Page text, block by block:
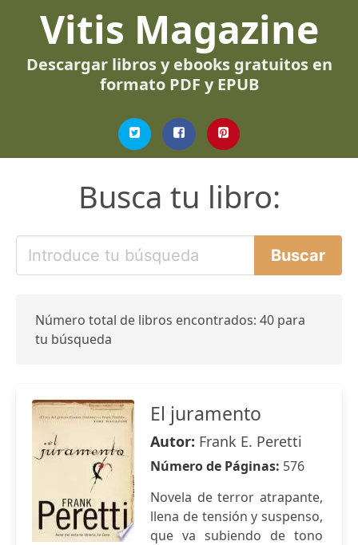
Vitis Magazine
Descargar libros y ebooks gratuitos en
formato PDF y EPUB
Busca tu libro:
Número total de libros encontrados: 40 para
tu búsqueda
El juramento
Autor: Frank E. Peretti
Número de Páginas: 576
Novela de terror atrapante,
llena de tensión y suspenso,
que va subiendo de tono